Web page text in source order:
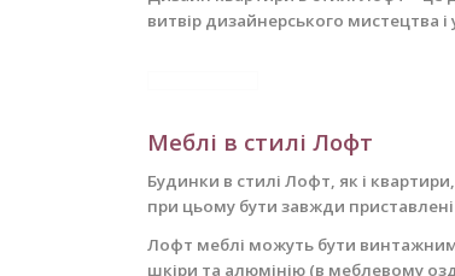
витвір дизайнерського мистецтва
Меблі в стилі Лофт
Будинки в стилі Лофт, як і
при цьому бути завжди
Лофт меблі можуть бути
шкіри та алюмінію (в меблевому